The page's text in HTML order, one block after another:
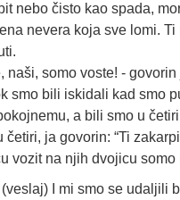
nebo čisto kao spada,
nevera koja sve lomi.
naši, somo voste! -
smo bili iskidali kad smo
a bili smo u
četiri, ja govorin: “Ti
vozit na njih dvojicu somo
(veslaj) I mi smo se udaljili